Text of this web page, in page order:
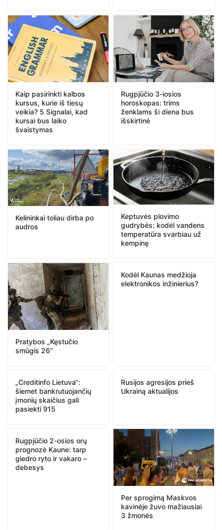
Kaip pasirinkti kalbos
kursus, kurie iš tiesų
veikia? 5 Signalai, kad
kursai bus laiko
švaistymas
Rugpjūčio 3-iosios
horoskopas: trims
ženklams ši diena bus
išskirtinė
Kelininkai toliau dirba po
audros
Keptuvės plovimo
gudrybės: kodėl vandens
temperatūra svarbiau už
kempinę
Pratybos „Kęstučio
smūgis 26“
Kodėl Kaunas medžioja
elektronikos inžinierius?
„Creditinfo Lietuva“:
šiemet bankrutuojančių
įmonių skaičius gali
pasiekti 915
Rusijos agresijos prieš
Ukrainą aktualijos
Rugpjūčio 2-osios orų
prognozė Kaune: tarp
giedro ryto ir vakaro –
debesys
Per sprogimą Maskvos
kavinėje žuvo mažiausiai
3 žmonės